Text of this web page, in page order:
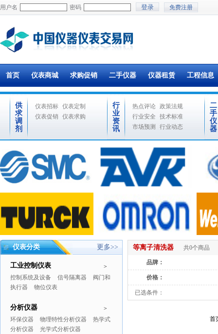
用户名 密码 免费注册
首页 仪表商城 求购促销 二手仪器 仪器租赁 工程信息
供
求
调
剂
仪表招标 仪表定制
仪表促销
仪表求购
行
业
资
讯
热点评论 政策法规
行业安全
技术标准
市场预测
行业动态
二
手
仪
器
仪表分类 更多>>
>
工业控制仪表
控制系统及设备 信号隔离器
阀门和
执行器
物位仪表
>
分析仪器
环保仪器 物理特性分析仪器
热学式
分析仪器
光学式分析仪器
等离子清洗器 共0个商品
品牌：
价格：
已选条件：
首